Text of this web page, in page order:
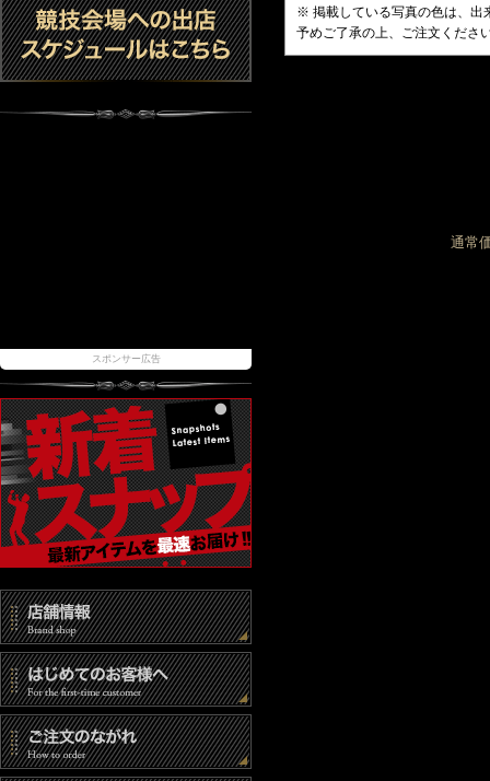
スポンサー広告
※ 掲載している写真の色は、出
予めご了承の上、ご注文くださ
通常